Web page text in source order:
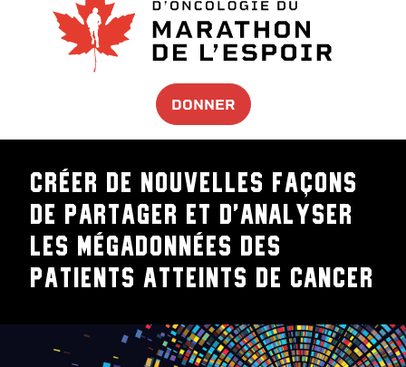
DONNER
Créer de nouvelles façons
de partager et d'analyser
les mégadonnées des
patients atteints de cancer